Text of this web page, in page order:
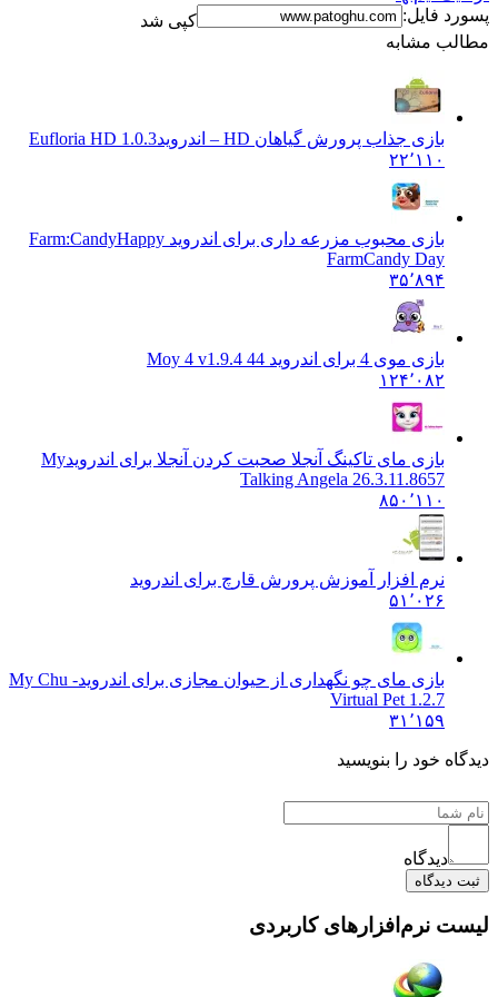
فایل:
کپی شد
مشابه
بازی جذاب پرورش گیاهان HD – اندروید
Eufloria HD 1.0.3
۲۲٬۱۱۰
بازی محبوب مزرعه داری برای اندروید Farm:CandyHappy
FarmCandy Day
۳۵٬۸۹۴
بازی موی 4 برای اندروید 4
4 Moy 4 v1.9.4
۱۲۴٬۰۸۲
بازی مای تاکینگ آنجلا صحبت کردن آنجلا برای اندروید My
Talking Angela 26.3.11.8657
۸۵۰٬۱۱۰
نرم افزار آموزش پرورش قارچ برای اندروید
۵۱٬۰۲۶
بازی مای چو نگهداری از حیوان مجازی برای اندروید My Chu -
Virtual Pet 1.2.7
۳۱٬۱۵۹
خود را بنویسید
دیدگاه
نرم‌افزارهای کاربردی